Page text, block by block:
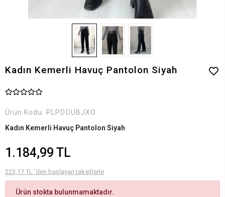
Kadın Kemerli Havuç Pantolon Siyah
Ürün Kodu: PLPDOUBJXO
Kadın Kemerli Havuç Pantolon Siyah
1.184,99 TL
223,17 TL 'den başlayan taksitlerle
Ürün stokta bulunmamaktadır.